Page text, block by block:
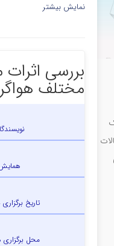
نمایش بیشتر
بررسی
مختلف
تاریخ
محل